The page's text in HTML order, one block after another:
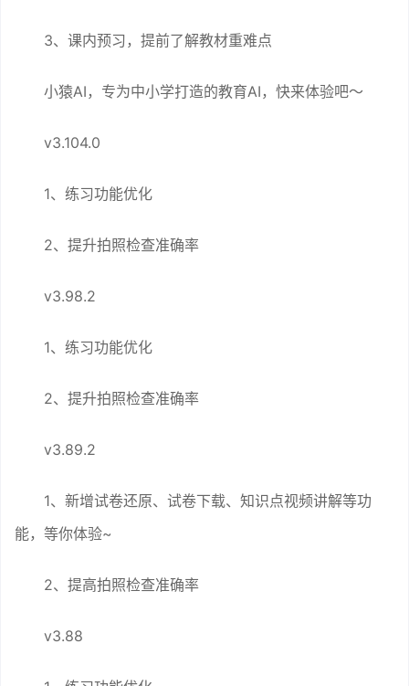
3、课内预习，提前了解教材重难点
小猿AI，专为中小学打造的教育AI，快来体验吧～
v3.104.0
1、练习功能优化
2、提升拍照检查准确率
v3.98.2
1、练习功能优化
2、提升拍照检查准确率
v3.89.2
1、新增试卷还原、试卷下载、知识点视频讲解等功
能，等你体验~
2、提高拍照检查准确率
v3.88